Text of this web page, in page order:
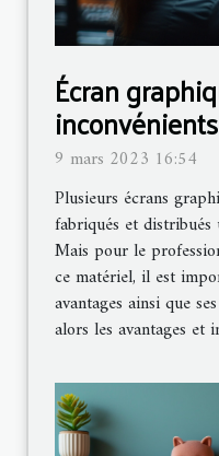
Écran
9 mars 2023 16:54
Plusieurs écrans
fabriqués et
Mais pour le
ce matériel, il est
avantages ainsi que
alors les avantages et